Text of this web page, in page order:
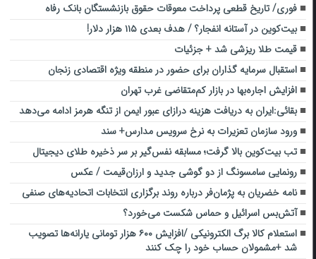
فوری/ تاریخ قطعی پرداخت معوقات حقوق بازنشستگان بانک رفاه
بیت‌کوین در آستانه انفجار؟ / هدف بعدی ۱۱۵ هزار دلار!
قیمت طلا ریزشی شد + جزئیات
استقبال سرمایه گذاران برای حضور در منطقه ویژه اقتصادی زنجان
افزایش اجاره‌بها در بازار کم‌متقاضی غرب تهران
بقائی:ایران به دریافت هزینه درازای عبور ایمن از تنگه هرمز ادامه می‌دهد
ورود سازمان تعزیرات به نرخ سرویس مدارس+ سند
تب بیت‌کوین بالا گرفت؛ مسابقه نفس‌گیر بر سر ذخیره‌ طلای دیجیتال
رونمایی سامسونگ از دو گوشی جدید و ارزان‌قیمت / عکس
نامه خضریان به پژمان‌فر درباره روند برگزاری انتخابات اتحادیه‌های صنفی
آتش‌بس اسرائیل و حماس شکست می‌خورد؟
استعلام کالا برگ الکترونیکی /افزایش ۶۰۰ هزار تومانی یارانه‌ها تصویب
شد +مشمولان حساب خود را چک کنند